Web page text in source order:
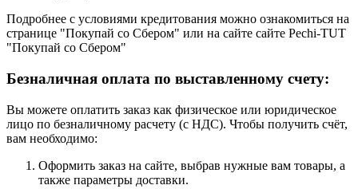
Подробнее с условиями кредитования можно ознакомиться на
странице "Покупай со Сбером" или на сайте сайте Pechi-TUT
"Покупай со Сбером"
Безналичная оплата по выставленному счету:
Вы можете оплатить заказ как физическое или юридическое
лицо по безналичному расчету (с НДС). Чтобы получить счёт,
вам необходимо:
Оформить заказ на сайте, выбрав нужные вам товары, а
также параметры доставки.